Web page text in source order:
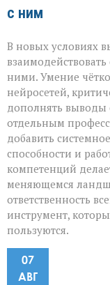
с ним
В новых условиях
ними. Умение
нейросетей,
дополнять выводы
отдельным
добавить
способности и
компетенций
меняющемся
ответственность
инструмент,
пользуются.
07
АВГ